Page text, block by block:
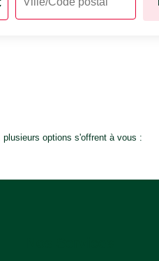
options s'offrent à vous :